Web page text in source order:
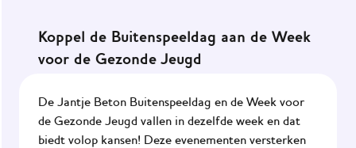
Koppel de Buitenspeeldag aan de Week
voor de Gezonde Jeugd
De Jantje Beton Buitenspeeldag en de Week voor
de Gezonde Jeugd vallen in dezelfde week en dat
biedt volop kansen! Deze evenementen versterken